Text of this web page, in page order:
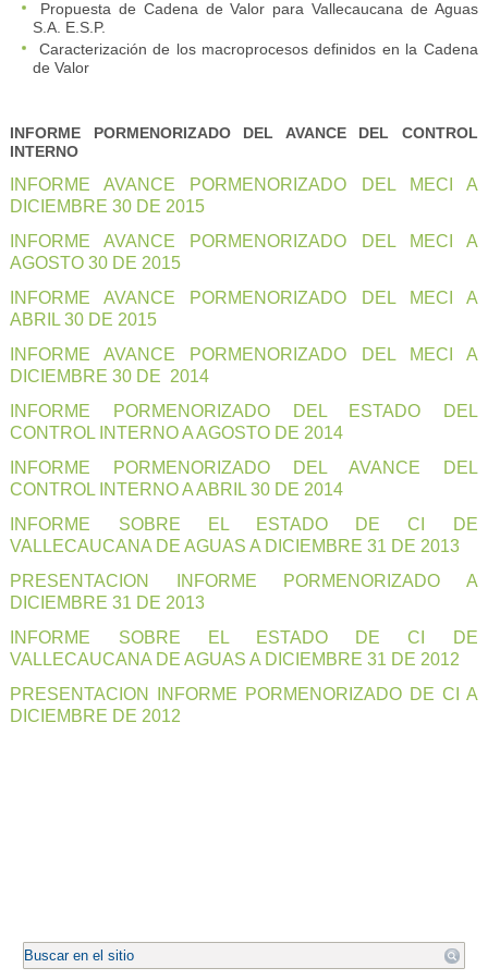
Propuesta de Cadena de Valor para Vallecaucana de Aguas
S.A. E.S.P.
Caracterización de los macroprocesos definidos en la Cadena
de Valor
INFORME PORMENORIZADO DEL AVANCE DEL CONTROL
INTERNO
INFORME AVANCE PORMENORIZADO DEL MECI A
DICIEMBRE 30 DE 2015
INFORME AVANCE PORMENORIZADO DEL MECI A
AGOSTO 30 DE 2015
INFORME AVANCE PORMENORIZADO DEL MECI A
ABRIL 30 DE 2015
INFORME AVANCE PORMENORIZADO DEL MECI A
DICIEMBRE 30 DE 2014
INFORME PORMENORIZADO DEL ESTADO DEL
CONTROL INTERNO A AGOSTO DE 2014
INFORME PORMENORIZADO DEL AVANCE DEL
CONTROL INTERNO A ABRIL 30 DE 2014
INFORME SOBRE EL ESTADO DE CI DE
VALLECAUCANA DE AGUAS A DICIEMBRE 31 DE 2013
PRESENTACION INFORME PORMENORIZADO A
DICIEMBRE 31 DE 2013
INFORME SOBRE EL ESTADO DE CI DE
VALLECAUCANA DE AGUAS A DICIEMBRE 31 DE 2012
PRESENTACION INFORME PORMENORIZADO DE CI A
DICIEMBRE DE 2012
.